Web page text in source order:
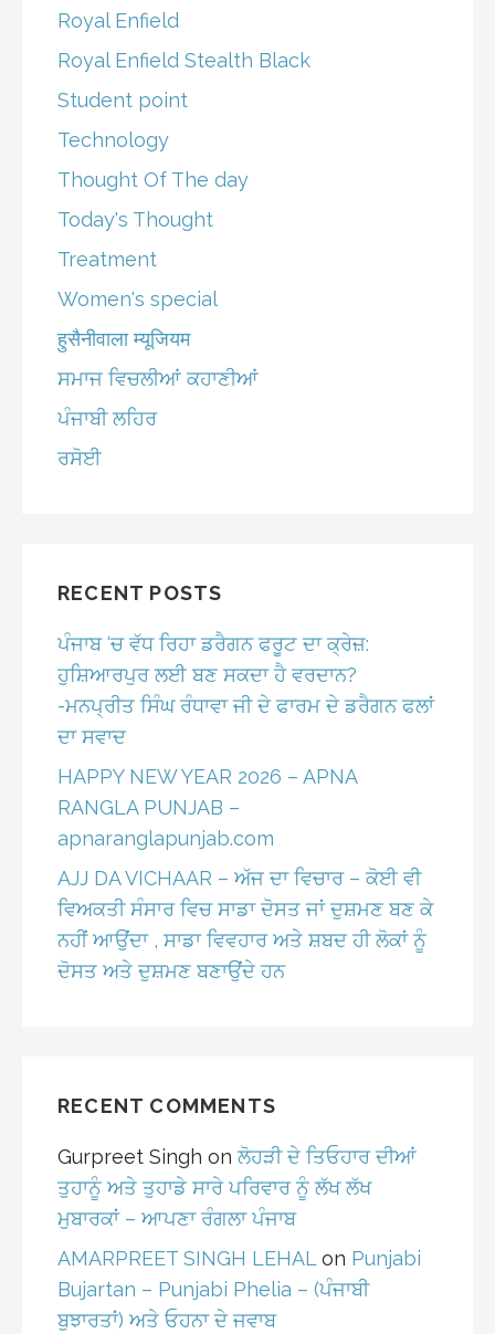
Royal Enfield
Royal Enfield Stealth Black
Student point
Technology
Thought Of The day
Today's Thought
Treatment
Women's special
हुसैनीवाला म्यूजियम
ਸਮਾਜ ਵਿਚਲੀਆਂ ਕਹਾਣੀਆਂ
ਪੰਜਾਬੀ ਲਹਿਰ
ਰਸੋਈ
RECENT POSTS
ਪੰਜਾਬ ‘ਚ ਵੱਧ ਰਿਹਾ ਡਰੈਗਨ ਫਰੂਟ ਦਾ ਕ੍ਰੇਜ਼:
ਹੁਸ਼ਿਆਰਪੁਰ ਲਈ ਬਣ ਸਕਦਾ ਹੈ ਵਰਦਾਨ?
-ਮਨਪ੍ਰੀਤ ਸਿੰਘ ਰੰਧਾਵਾ ਜੀ ਦੇ ਫਾਰਮ ਦੇ ਡਰੈਗਨ ਫਲਾਂ
ਦਾ ਸਵਾਦ
HAPPY NEW YEAR 2026 – APNA
RANGLA PUNJAB –
apnaranglapunjab.com
AJJ DA VICHAAR – ਅੱਜ ਦਾ ਵਿਚਾਰ – ਕੋਈ ਵੀ
ਵਿਅਕਤੀ ਸੰਸਾਰ ਵਿਚ ਸਾਡਾ ਦੋਸਤ ਜਾਂ ਦੁਸ਼ਮਣ ਬਣ ਕੇ
ਨਹੀਂ ਆਉਂਦਾ , ਸਾਡਾ ਵਿਵਹਾਰ ਅਤੇ ਸ਼ਬਦ ਹੀ ਲੋਕਾਂ ਨੂੰ
ਦੋਸਤ ਅਤੇ ਦੁਸ਼ਮਣ ਬਣਾਉਂਦੇ ਹਨ
RECENT COMMENTS
Gurpreet Singh on ਲੋਹੜੀ ਦੇ ਤਿਓਹਾਰ ਦੀਆਂ
ਤੁਹਾਨੂੰ ਅਤੇ ਤੁਹਾਡੇ ਸਾਰੇ ਪਰਿਵਾਰ ਨੂੰ ਲੱਖ ਲੱਖ
ਮੁਬਾਰਕਾਂ – ਆਪਣਾ ਰੰਗਲਾ ਪੰਜਾਬ
AMARPREET SINGH LEHALon Punjabi
Bujartan – Punjabi Phelia – (ਪੰਜਾਬੀ
ਬੁਝਾਰਤਾਂ) ਅਤੇ ਓਹਨਾ ਦੇ ਜਵਾਬ